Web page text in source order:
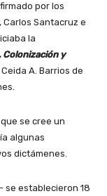
por los
Carlos Santacruz e
la
y
A. Barrios de
se cree un
algunas
dictámenes.
se establecieron 18